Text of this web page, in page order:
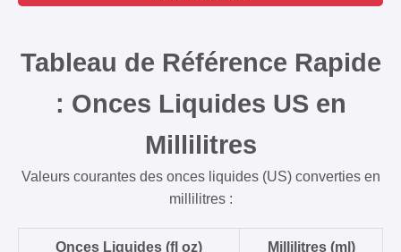
Tableau de Référence Rapide
: Onces Liquides US en
Millilitres
Valeurs courantes des onces liquides (US) converties en
millilitres :
Onces Liquides (fl oz) Millilitres (ml)